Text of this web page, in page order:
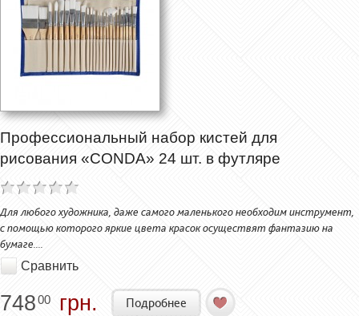
Профессиональный набор кистей для
рисования «CONDA» 24 шт. в футляре
Для любого художника, даже самого маленького необходим инструмент,
с помощью которого яркие цвета красок осуществят фантазию на
бумаге....
Сравнить
74800 грн. Подробнее